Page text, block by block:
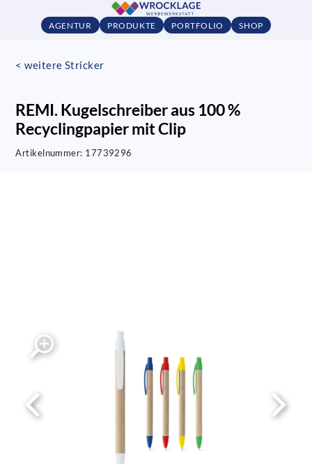
AGENTUR PRODUKTE PORTFOLIO SHOP
< weitere Stricker
REMI. Kugelschreiber aus 100 %
Recyclingpapier mit Clip
Artikelnummer: 17739296